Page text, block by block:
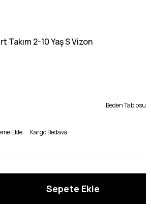
Takım 2-10 Yaş S Vizon
Beden Tablosu
Ekle Kargo Bedava